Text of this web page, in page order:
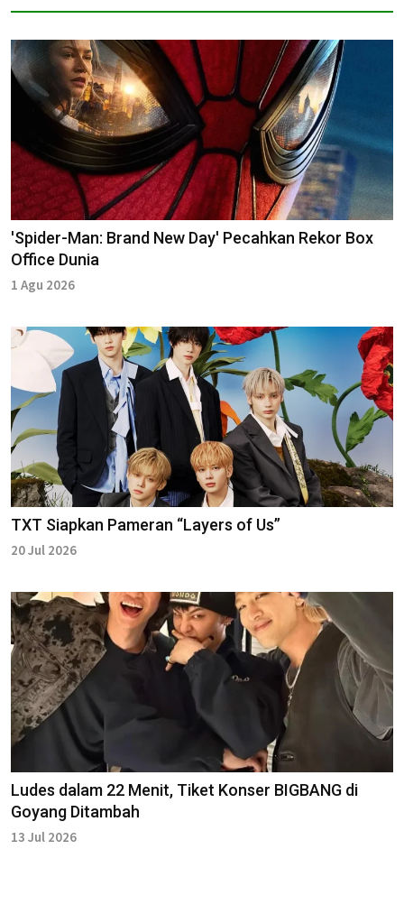
'Spider-Man: Brand New Day' Pecahkan Rekor Box
Office Dunia
1 Agu 2026
TXT Siapkan Pameran “Layers of Us”
20 Jul 2026
Ludes dalam 22 Menit, Tiket Konser BIGBANG di
Goyang Ditambah
13 Jul 2026